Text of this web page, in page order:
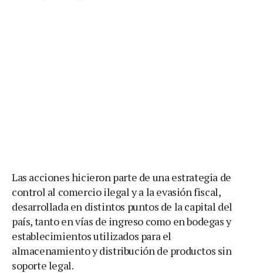
Las acciones hicieron parte de una estrategia de
control al comercio ilegal y a la evasión fiscal,
desarrollada en distintos puntos de la capital del
país, tanto en vías de ingreso como en bodegas y
establecimientos utilizados para el
almacenamiento y distribución de productos sin
soporte legal.